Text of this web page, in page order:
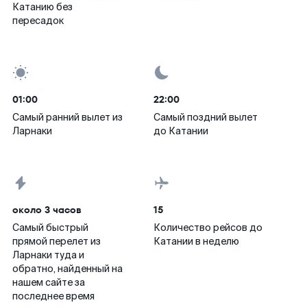
Катанию без
пересадок
01:00
Самый ранний вылет из
Ларнаки
22:00
Самый поздний вылет
до Катании
около 3 часов
Самый быстрый
прямой перелет из
Ларнаки туда и
обратно, найденный на
нашем сайте за
последнее время
15
Количество рейсов до
Катании в неделю